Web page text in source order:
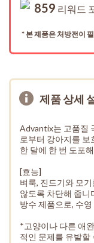
859 리워드
* 본 제품은 처방전이
제품 상세
Advantix는 고품질
로부터 강아지를 보
한 달에 한 번 도포
[효능]
벼룩, 진드기와 모
않도록 차단해 줍니
방수 제품으로, 수
*고양이나 다른 애
적인 문제를 유발할